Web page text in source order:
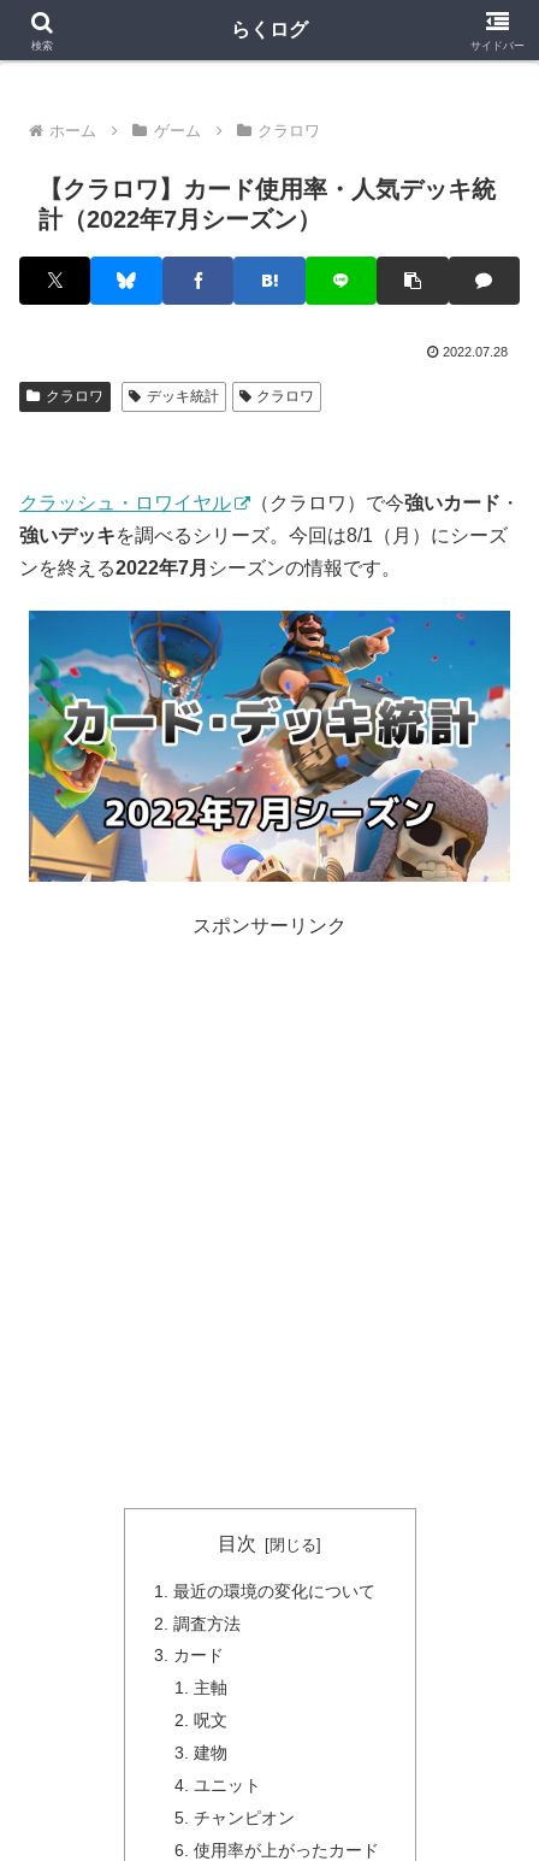
クラロワ クラロワリーグ プロスピA
ホーム ゲーム クラロワ
【クラロワ】カード使用率・人気デッキ統
計（2022年7月シーズン）
2022.07.28
クラロワ デッキ統計 クラロワ
クラッシュ・ロワイヤル （クラロワ）で今強いカード ・
強いデッキを調べるシリーズ。今回は8/1（月）にシーズ
ンを終える2022年7月 シーズンの情報です。
スポンサーリンク
目次
最近の環境の変化について
調査方法
カード
主軸
呪文
建物
ユニット
チャンピオン
使用率が上がったカード
検索
らくログ
サイドバー